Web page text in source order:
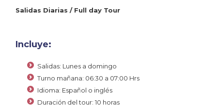
Salidas Diarias / Full day Tour
Incluye:
Salidas: Lunes a domingo
Turno mañana: 06:30 a 07:00 Hrs
Idioma: Español o inglés
Duración del tour: 10 horas